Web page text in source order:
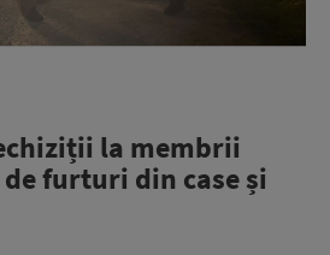
la membrii
furturi din case și